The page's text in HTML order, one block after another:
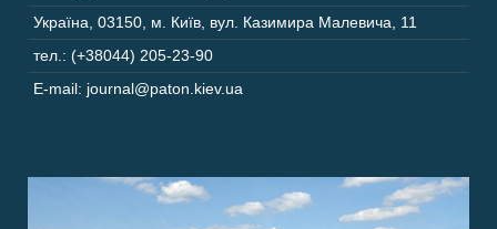
Україна 03150 м. Київ, вул. Казимира Малевича, 11
тел.: (+38044) 205-23-90
E-mail: journal@paton.kiev.ua